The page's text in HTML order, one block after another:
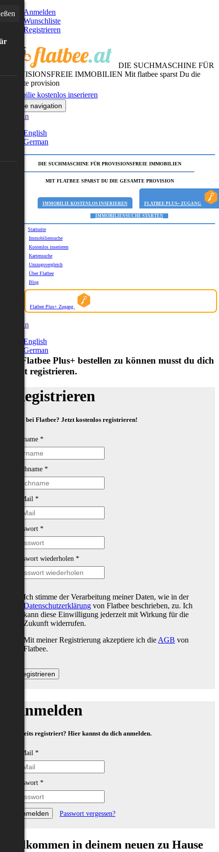
Anmelden
Wunschliste
Registrieren
DIE SUCHMASCHINE FÜR
PROVISIONSFREIE IMMOBILIEN Mit flatbee sparst Du die
gesamte provision
Immobilie kostenlos inserieren
Toggle navigation
German
English
German
DIE SUCHMASCHINE FÜR PROVISIONSFREIE IMMOBILIEN
MIT FLATBEE SPARST DU DIE GESAMTE PROVISION
IMMOBILIE KOSTENLOS INSERIEREN FLATBEE PLUS+ ZUGANG
IMMOBILIENSUCHE STARTEN
Startseite
Immobiliensuche
Kostenlos inserieren
Kartensuche
Umzugsvergleich
Über Flatbee
Blog
Flatbee Plus+ Zugang
German
English
German
Um Flatbee Plus+ bestellen zu können musst du dich
zuerst registrieren.
Registrieren
Neu bei Flatbee? Jetzt kostenlos registrieren!
Vorname *
Nachname *
E-Mail *
Passwort *
Passwort wiederholen *
Ich stimme der Verarbeitung meiner Daten, wie in der
Datenschutzerklärung von Flatbee beschrieben, zu. Ich
kann diese Einwilligung jederzeit mit Wirkung für die
Zukunft widerrufen.
Mit meiner Registrierung akzeptiere ich die AGB von
Flatbee.
Anmelden
Bereits registriert? Hier kannst du dich anmelden.
E-Mail *
Passwort *
Passwort vergessen?
Willkommen in deinem neuen zu Hause